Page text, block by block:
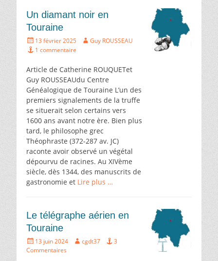
s
k
y
b
o
o
t
a
e
Un diamant noir en
Touraine
Écrit
le
13 février 2025 Auteur
Guy ROUSSEAU
1 commentaire
Article de Catherine ROUQUETet
Guy ROUSSEAUdu Centre
Généalogique de Touraine L’un des
premiers signalements de la truffe
se situerait selon certains vers
1600 ans avant notre ère. Bien plus
tard, le philosophe grec
Théophraste (372-287 av. JC)
raconte avoir observé un végétal
dépourvu de racines. Au XIVème
siècle, dès 1344, des manuscrits de
gastronomie et Lire plus …
Le télégraphe aérien en
Touraine
Écrit
le
13 juin 2024 Auteur
cgdt37
3
Commentaires